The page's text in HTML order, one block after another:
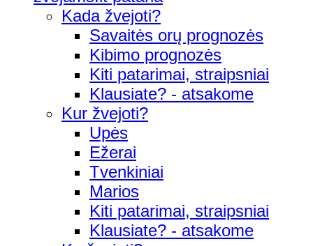
Kada žvejoti?
Savaitės orų prognozės
Kibimo prognozės
Kiti patarimai, straipsniai
Klausiate? - atsakome
Kur žvejoti?
Upės
Ežerai
Tvenkiniai
Marios
Kiti patarimai, straipsniai
Klausiate? - atsakome